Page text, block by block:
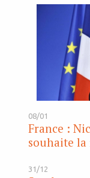
08/01
France :
souhaite la
31/12